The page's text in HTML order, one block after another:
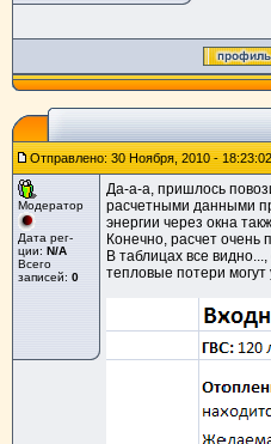
Отправлено: 30 Ноября, 2010 - 18:23:02
Модератор
Дата рег-
ции: N/A
Всего
записей: 0
Да-а-а, пришлось
расчетными данными
энергии через окна
Конечно, расчет
В таблицах все
тепловые потери